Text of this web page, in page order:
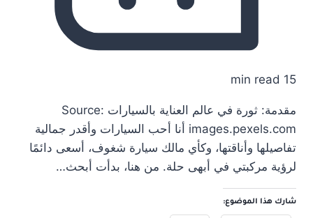
15 min read
مقدمة: ثورة في عالم العناية بالسيارات Source:
images.pexels.com أنا أحب السيارات وأقدر جمالية
تفاصيلها وأناقتها، وكأي مالك سيارة شغوف، أسعى دائمًا
لرؤية مركبتي في أبهى حلة. من هنا، بدأت أبحث…
شارك هذا الموضوع: